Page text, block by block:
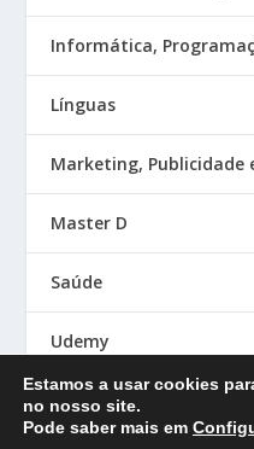
Informática,
Línguas
Marketing, Publicidade
Master D
Saúde
Udemy
Estamos a usar cookies
no nosso site.
Pode saber mais em